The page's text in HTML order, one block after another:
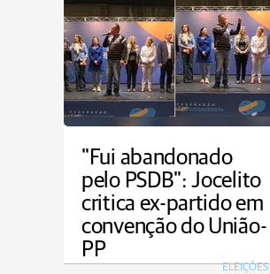
"Fui abandonado
pelo PSDB": Jocelito
critica ex-partido em
convenção do União-
PP
ELEIÇÕES